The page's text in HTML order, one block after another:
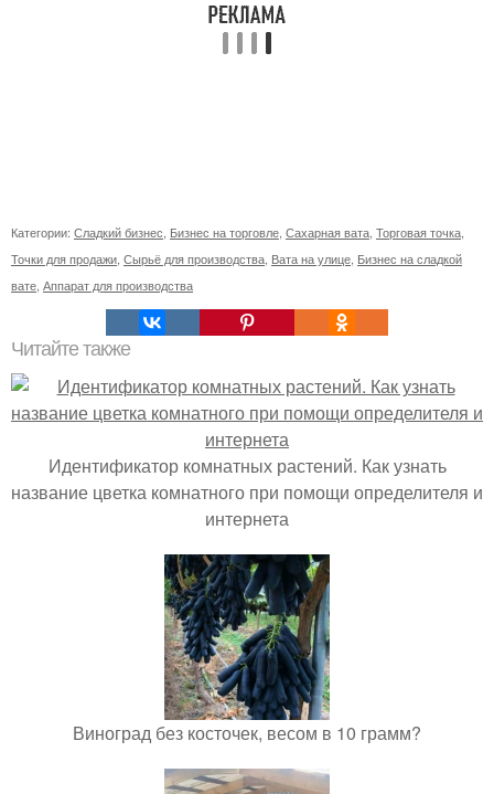
Категории: Сладкий бизнес Бизнес на торговле Сахарная вата Торговая точка
Точки для продажи Сырьё для производства Вата на улице Бизнес на сладкой
вате Аппарат для производства
Читайте также
Идентификатор комнатных растений. Как узнать
название цветка комнатного при помощи определителя и
интернета
Виноград без косточек, весом в 10 грамм?